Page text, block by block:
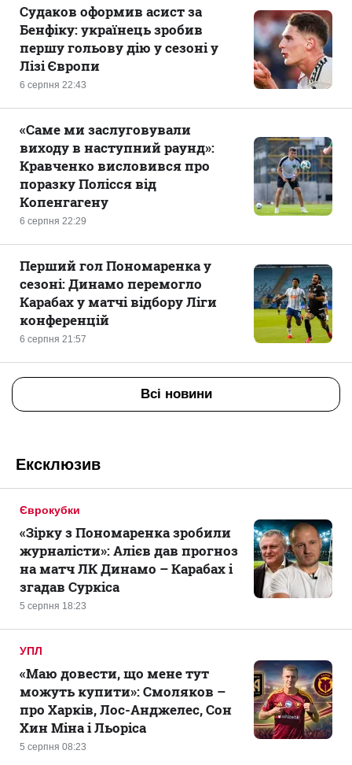
6 серпня 22:43
Судаков оформив асист за
Бенфіку: українець зробив
першу гольову дію у сезоні у
Лізі Європи
6 серпня 22:29
«Саме ми заслуговували
виходу в наступний раунд»:
Кравченко висловився про
поразку Полісся від
Копенгагену
6 серпня 21:57
Перший гол Пономаренка у
сезоні: Динамо перемогло
Карабах у матчі відбору Ліги
конференцій
Всі новини
Ексклюзив
Єврокубки
5 серпня 18:23
«Зірку з Пономаренка зробили
журналісти»: Алієв дав прогноз
на матч ЛК Динамо – Карабах і
згадав Суркіса
УПЛ
5 серпня 08:23
«Маю довести, що мене тут
можуть купити»: Смоляков –
про Харків, Лос-Анджелес, Сон
Хин Міна і Льоріса